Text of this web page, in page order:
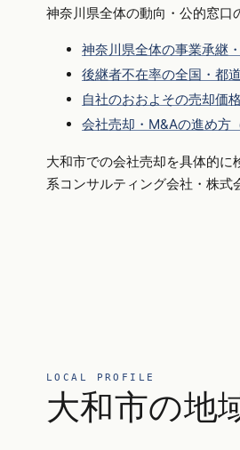
神奈川県全体の動向・公的窓口
神奈川県全体の事業承継
後継者不在率の全国・都
自社のおおよその売却価
会社売却・M&Aの進め方
大和市での会社売却を具体的
系コンサルティング会社・株式
LOCAL PROFILE
大和市の地